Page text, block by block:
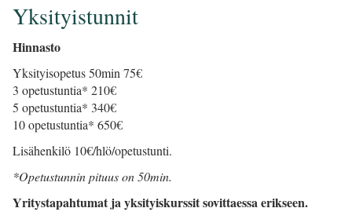
Yksityistunnit
Hinnasto
Yksityisopetus 50min 75€
3 opetustuntia* 210€
5 opetustuntia* 340€
10 opetustuntia* 650€
Lisähenkilö 10€/hlö/opetustunti.
*Opetustunnin pituus on 50min.
Yritystapahtumat ja yksityiskurssit sovittaessa erikseen.